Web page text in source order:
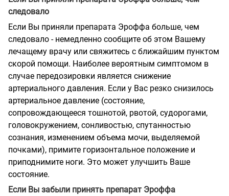
следовало
Если Вы приняли препарата Эроффа больше, чем
следовало - немедленно сообщите об этом Вашему
лечащему врачу или свяжитесь с ближайшим пунктом
скорой помощи. Наиболее вероятным симптомом в
случае передозировки является снижение
артериального давления. Если у Вас резко снизилось
артериальное давление (состояние,
сопровождающееся тошнотой, рвотой, судорогами,
головокружением, сонливостью, спутанностью
сознания, изменением объема мочи, выделяемой
почками), примите горизонтальное положение и
приподнимите ноги. Это может улучшить Ваше
состояние.
Если Вы забыли принять препарат Эроффа